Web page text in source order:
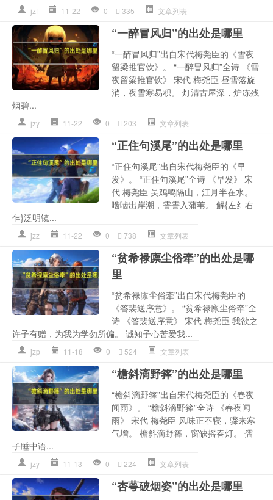
jzf 11-22 0 335 文章列表
“一醉冒风归”的出处是哪里
“一醉冒风归”出自宋代梅尧臣的《雪夜
留梁推官饮》。 “一醉冒风归”全诗 《雪
夜留梁推官饮》 宋代 梅尧臣 昼雪落旋
消，夜雪寒易积。 灯清古屋深，炉冻残
烟碧...
jzy 11-22 0 203 文章列表
“正住句溪尾”的出处是哪里
“正住句溪尾”出自宋代梅尧臣的《早
发》。 “正住句溪尾”全诗 《早发》 宋
代 梅尧臣 吴鸡鸣隔山，江月半在水。
啮啮出岸潮，霅霅入蒲苇。 解{左纟右
乍}泛明镜...
jzz 11-22 0 738 文章列表
“贫希禄廪尘俗牵”的出处是哪
里
“贫希禄廪尘俗牵”出自宋代梅尧臣的
《答裴送序意》。 “贫希禄廪尘俗牵”全
诗 《答裴送序意》 宋代 梅尧臣 我欲之
许子有赠，为我为学勿所偏。 诚知子心苦爱我...
jzp 11-18 0 524 文章列表
“檐斜滴野箨”的出处是哪里
“檐斜滴野箨”出自宋代梅尧臣的《春夜
闻雨》。 “檐斜滴野箨”全诗 《春夜闻
雨》 宋代 梅尧臣 风味正不寝，骤来寒
气增。 檐斜滴野箨，窗缺摇春灯。 孺
子睡中语...
jzy 11-13 0 224 文章列表
“杏萼破烟姿”的出处是哪里